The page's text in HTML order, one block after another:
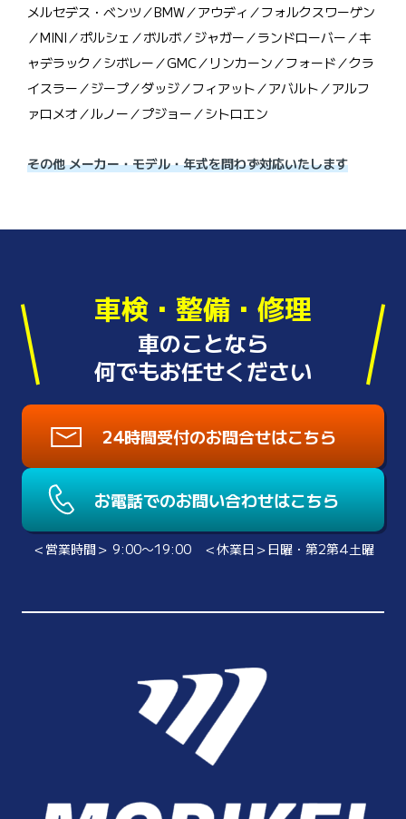
メルセデス・ベンツ／BMW／アウディ／フォルクスワーゲン
／MINI／ポルシェ／ボルボ／ジャガー／ランドローバー／キ
ャデラック／シボレー／GMC／リンカーン／フォード／クラ
イスラー／ジープ／ダッジ／フィアット／アバルト／アルフ
ァロメオ／ルノー／プジョー／シトロエン
その他 メーカー・モデル・年式を問わず対応いたします
車検・整備・修理
車のことなら
何でもお任せください
24時間受付のお問合せはこちら
お電話でのお問い合わせはこちら
＜営業時間＞ 9:00〜19:00 ＜休業日＞日曜・第2第4土曜